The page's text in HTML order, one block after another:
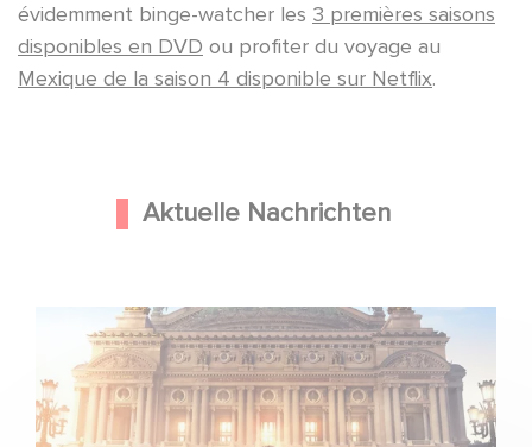
évidemment binge-watcher les 3 premières saisons
disponibles en DVD ou profiter du voyage au
Mexique de la saison 4 disponible sur Netflix.
Aktuelle Nachrichten
Gaumont und Good Hero kündigen die Fortsetzung von
Ballerina - Gib deinen Traum niemals auf an